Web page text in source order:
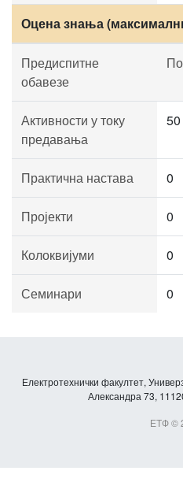
Оцена знања
Предиспитне
обавезе
Активности у току
предавања
50
Практична настава 0
Пројекти 0
Колоквијуми 0
Семинари 0
Електротехнички факултет,
Александра 73,
ЕТФ ©